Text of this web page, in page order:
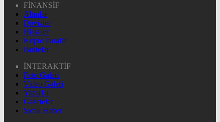
FİNANSİF
Altınlar
Dövizler
Hisseler
Kripto Paralar
Pariteler
İNTERAKTİF
Foto Galeri
Video Galeri
Yazarlar
Gazeteler
Sıcak Haber